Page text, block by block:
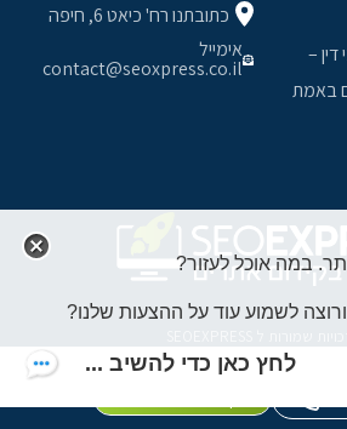
–
באמת
כתובתנו רח' כיאט 6, חיפה
אימייל
contact@seoxpress.co.il
במה אוכל לעזור?
לשמוע עוד על ההצעות שלנו?
לחץ כאן כדי להשיב ...